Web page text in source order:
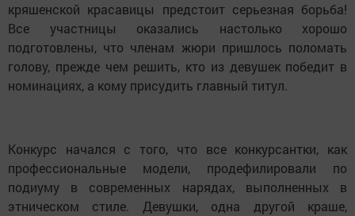
кряшенской красавицы предстоит серьезная борьба!
Все участницы оказались настолько хорошо
подготовлены, что членам жюри пришлось поломать
голову, прежде чем решить, кто из девушек победит в
номинациях, а кому присудить главный титул.
Конкурс начался с того, что все конкурсантки, как
профессиональные модели, продефилировали по
подиуму в современных нарядах, выполненных в
этническом стиле. Девушки, одна другой краше,